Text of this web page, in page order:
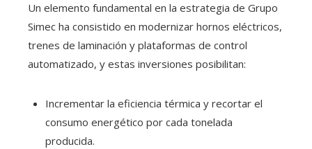
Un elemento fundamental en la estrategia de Grupo
Simec ha consistido en modernizar hornos eléctricos,
trenes de laminación y plataformas de control
automatizado, y estas inversiones posibilitan:
Incrementar la eficiencia térmica y recortar el
consumo energético por cada tonelada
producida.